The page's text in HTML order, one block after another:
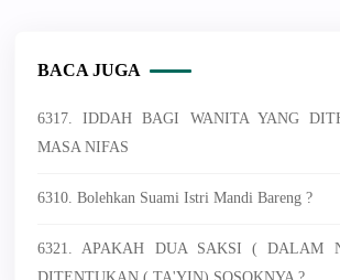
BACA JUGA
6317. IDDAH BAGI WANITA YANG
MASA NIFAS
6310. Bolehkan Suami Istri Mandi Bareng ?
6321. APAKAH DUA SAKSI ( DALAM